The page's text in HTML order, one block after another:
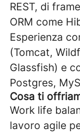
REST, di
ORM come
Esperienza
(Tomcat,
Glassfish) e
Postgres,
Cosa ti
Work life
lavoro agile